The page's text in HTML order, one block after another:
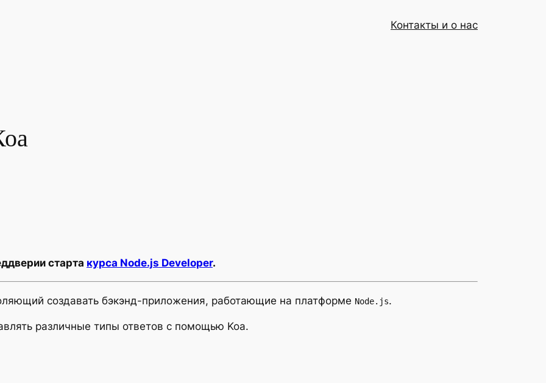
Контакты и о нас
старта курса Node.js Developer.
создавать бэкэнд-приложения, работающие на платформе Node.js.
различные типы ответов с помощью Koa.